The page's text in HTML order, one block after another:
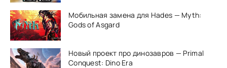
Мобильная замена для Hades — Myth:
Gods of Asgard
Новый проект про динозавров — Primal
Conquest: Dino Era